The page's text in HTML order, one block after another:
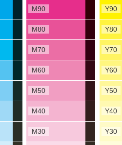
M90
M80
M70
M60
M50
M40
M30
Y90
Y80
Y70
Y60
Y50
Y40
Y30